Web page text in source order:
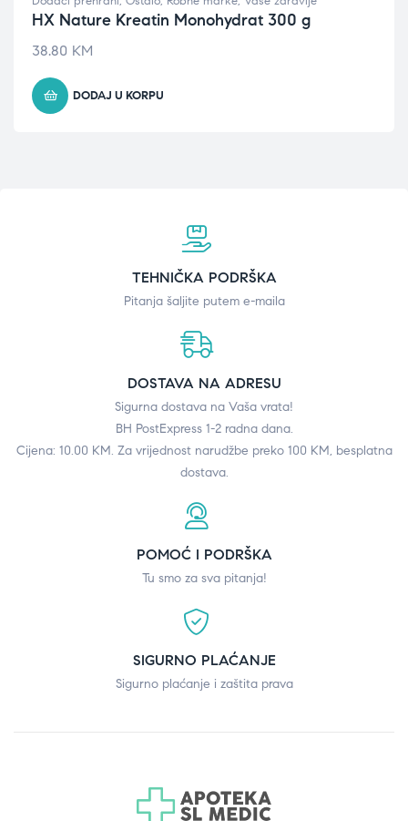
HX Nature Kreatin Monohydrat 300 g
38.80 KM
DODAJ U KORPU
TEHNIČKA PODRŠKA
Pitanja šaljite putem e-maila
DOSTAVA NA ADRESU
Sigurna dostava na Vaša vrata!
BH PostExpress 1-2 radna dana.
Cijena: 10.00 KM. Za vrijednost narudžbe preko 100 KM, besplatna
dostava.
POMOĆ I PODRŠKA
Tu smo za sva pitanja!
SIGURNO PLAĆANJE
Sigurno plaćanje i zaštita prava